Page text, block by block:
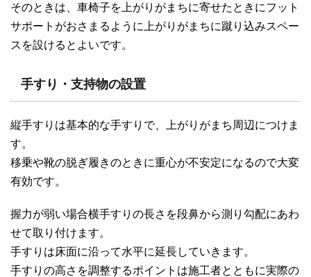
そのときは、車椅子を上がりがまちに寄せたときにフット
サポートがおさまるように上がりがまちに蹴り込みスペー
スを設けるとよいです。
手すり・支持物の設置
縦手すりは基本的な手すりで、上がりがまち周辺につけま
す。
移乗や靴の脱ぎ履きのときに重心が不安定になるので大変
有効です。
握力が弱い場合横手すりの長さを段鼻から測り勾配にあわ
せて取り付けます。
手すりは床面に沿って水平に延長していきます。
手すりの高さを調整するポイントは施工者とともに実際の